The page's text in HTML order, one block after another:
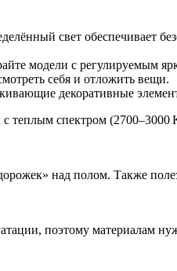
свет обеспечивает
модели с регулируемым
себя и отложить вещи.
декоративные
теплым спектром
над полом. Также
поэтому материалам